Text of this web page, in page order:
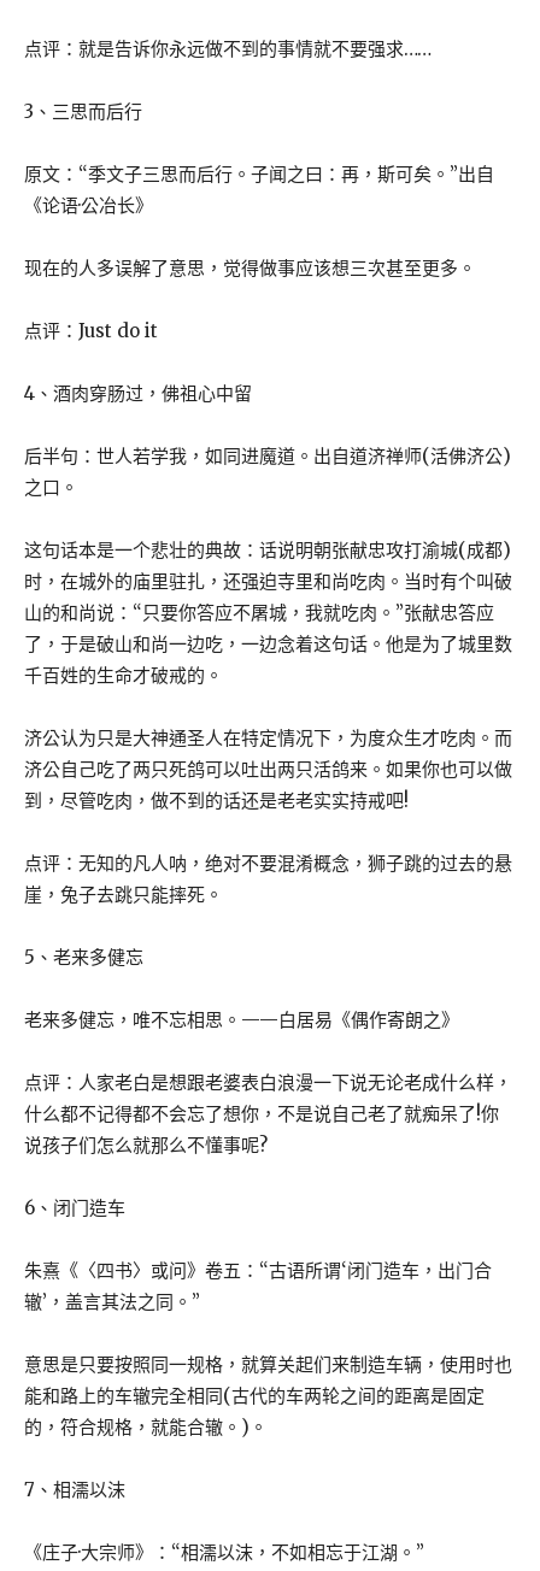
点评：就是告诉你永远做不到的事情就不要强求……
3、三思而后行
原文：“季文子三思而后行。子闻之曰：再，斯可矣。”出自
《论语·公冶长》
现在的人多误解了意思，觉得做事应该想三次甚至更多。
点评：Just do it
4、酒肉穿肠过，佛祖心中留
后半句：世人若学我，如同进魔道。出自道济禅师(活佛济公)
之口。
这句话本是一个悲壮的典故：话说明朝张献忠攻打渝城(成都)
时，在城外的庙里驻扎，还强迫寺里和尚吃肉。当时有个叫破
山的和尚说：“只要你答应不屠城，我就吃肉。”张献忠答应
了，于是破山和尚一边吃，一边念着这句话。他是为了城里数
千百姓的生命才破戒的。
济公认为只是大神通圣人在特定情况下，为度众生才吃肉。而
济公自己吃了两只死鸽可以吐出两只活鸽来。如果你也可以做
到，尽管吃肉，做不到的话还是老老实实持戒吧!
点评：无知的凡人呐，绝对不要混淆概念，狮子跳的过去的悬
崖，兔子去跳只能摔死。
5、老来多健忘
老来多健忘，唯不忘相思。——白居易《偶作寄朗之》
点评：人家老白是想跟老婆表白浪漫一下说无论老成什么样，
什么都不记得都不会忘了想你，不是说自己老了就痴呆了!你
说孩子们怎么就那么不懂事呢?
6、闭门造车
朱熹《〈四书〉或问》卷五：“古语所谓‘闭门造车，出门合
辙’，盖言其法之同。”
意思是只要按照同一规格，就算关起们来制造车辆，使用时也
能和路上的车辙完全相同(古代的车两轮之间的距离是固定
的，符合规格，就能合辙。)。
7、相濡以沫
《庄子·大宗师》：“相濡以沫，不如相忘于江湖。”